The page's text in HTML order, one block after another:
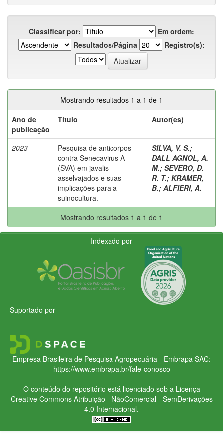
Classificar por:
Em ordem:
Resultados/Página
Registro(s):
Mostrando resultados 1 a 1 de 1
Ano de
publicação
Título Autor(es)
2023
Pesquisa de anticorpos
contra Senecavirus A
(SVA) em javalis
asselvajados e suas
implicações para a
suinocultura.
SILVA, V. S.;
DALL AGNOL, A.
M.; SEVERO, D.
R. T.; KRAMER,
B.; ALFIERI, A.
Mostrando resultados 1 a 1 de 1
Indexado por
Suportado por
Empresa Brasileira de Pesquisa Agropecuária - Embrapa SAC:
https://www.embrapa.br/fale-conosco
O conteúdo do repositório está licenciado sob a Licença
Creative CommonsAtribuição - NãoComercial - SemDerivações
4.0 Internacional.